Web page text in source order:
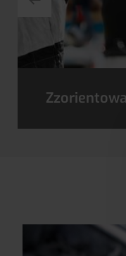
Zmotywowany